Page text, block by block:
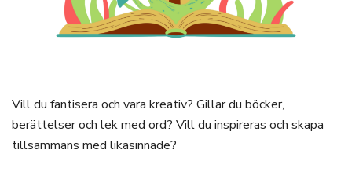
Vill du fantisera och vara kreativ? Gillar du böcker,
berättelser och lek med ord? Vill du inspireras och skapa
tillsammans med likasinnade?